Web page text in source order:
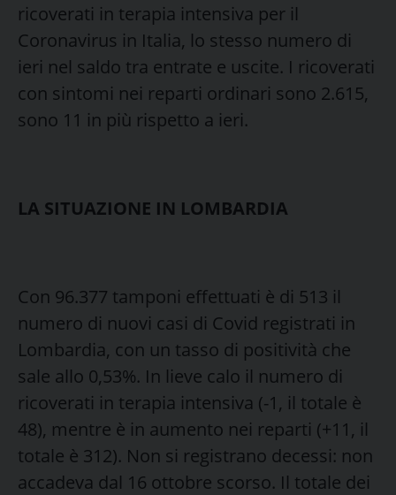
ricoverati in terapia intensiva per il
Coronavirus in Italia, lo stesso numero di
ieri nel saldo tra entrate e uscite. I ricoverati
con sintomi nei reparti ordinari sono 2.615,
sono 11 in più rispetto a ieri.
LA SITUAZIONE IN LOMBARDIA
Con 96.377 tamponi effettuati è di 513 il
numero di nuovi casi di Covid registrati in
Lombardia, con un tasso di positività che
sale allo 0,53%. In lieve calo il numero di
ricoverati in terapia intensiva (-1, il totale è
48), mentre è in aumento nei reparti (+11, il
totale è 312). Non si registrano decessi: non
accadeva dal 16 ottobre scorso. Il totale dei